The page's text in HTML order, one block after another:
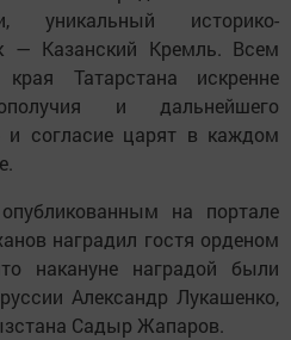
уникальный историко-
— Казанский Кремль. Всем
Татарстана искренне
и дальнейшего
и согласие царят в каждом
на портале
наградил гостя орденом
накануне наградой были
Александр Лукашенко,
Садыр Жапаров.